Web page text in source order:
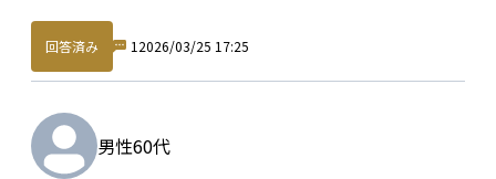
回答済み 1 2026/03/25 17:25
男性60代